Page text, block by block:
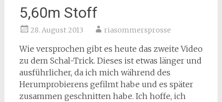
5,60m Stoff
28. August 2013 riasommersprosse
Wie versprochen gibt es heute das zweite Video
zu dem Schal-Trick. Dieses ist etwas länger und
ausführlicher, da ich mich während des
Herumprobierens gefilmt habe und es später
zusammen geschnitten habe. Ich hoffe, ich